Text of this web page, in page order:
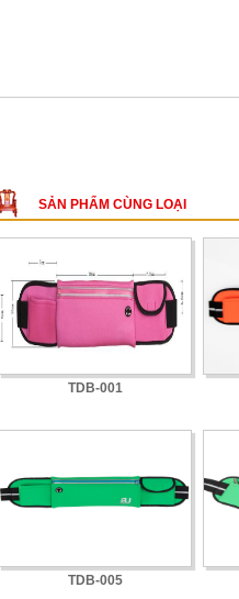
SẢN PHẨM CÙNG LOẠI
TDB-001
TDB-005